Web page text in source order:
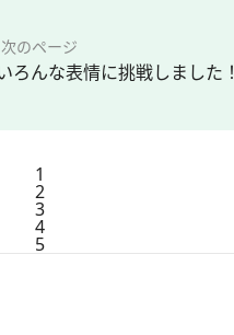
次のページ
ろんな表情に挑戦しました！
1
2
3
4
5